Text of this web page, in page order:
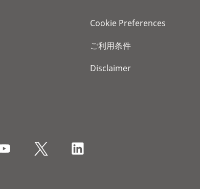
Cookie Preferences
ご利用条件
Disclaimer